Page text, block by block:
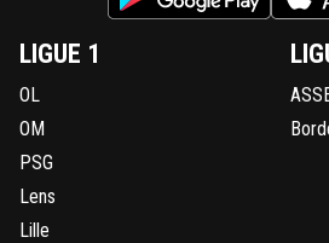
LIGUE 1
OL
OM
PSG
Lens
Lille